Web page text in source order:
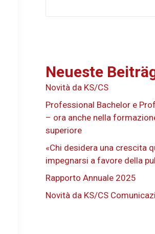
Neueste
Novità da KS/CS
Professional Bachelor e
– ora anche nella
superiore
«Chi desidera una crescita
impegnarsi a favore della
Rapporto Annuale 2025
Novità da KS/CS